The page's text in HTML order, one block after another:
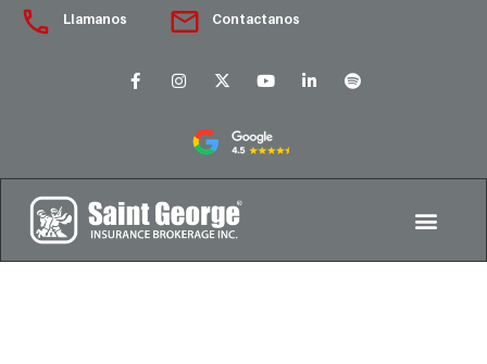
Llamanos Contactanos